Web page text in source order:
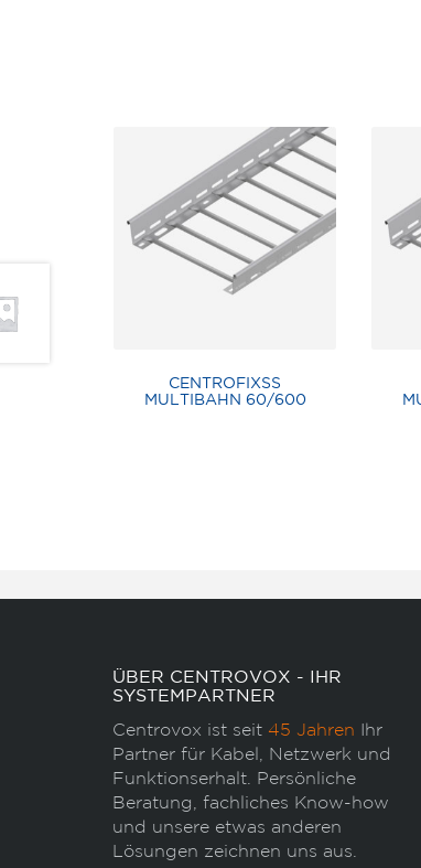
CENTROFIXSS
MULTIBAHN 60/600
ÜBER CENTROVOX - IHR
SYSTEMPARTNER
Centrovox ist seit 45 Jahren Ihr
Partner für Kabel, Netzwerk und
Funktionserhalt. Persönliche
Beratung, fachliches Know-how
und unsere etwas anderen
Lösungen zeichnen uns aus.